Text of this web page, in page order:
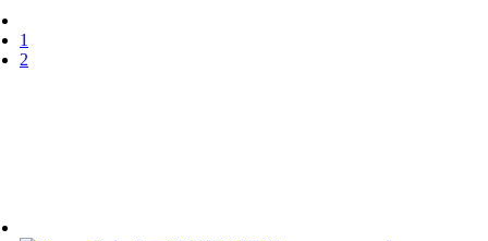
1
2